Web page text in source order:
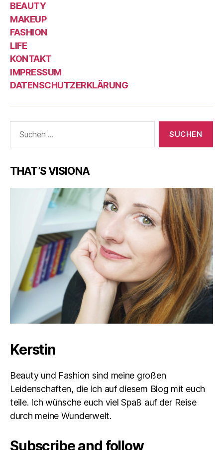
BEAUTY
MAKEUP
FASHION
LIFE
KONTAKT
IMPRESSUM
DATENSCHUTZERKLÄRUNG
nach:
THAT’S VISIONA
Kerstin
Beauty und Fashion sind meine großen
Leidenschaften, die ich auf diesem Blog mit euch
teile. Ich wünsche euch viel Spaß auf der Reise
durch meine Wunderwelt.
Subscribe and follow